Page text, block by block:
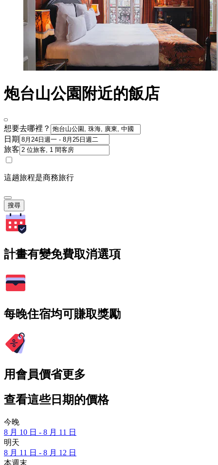
炮台山公園附近的飯店
想要去哪裡？
日期
旅客
這趟旅程是商務旅行
搜尋
計畫有變免費取消選項
每晚住宿均可賺取獎勵
用會員價省更多
查看這些日期的價格
今晚
8 月 10 日 - 8 月 11 日
明天
8 月 11 日 - 8 月 12 日
本週末